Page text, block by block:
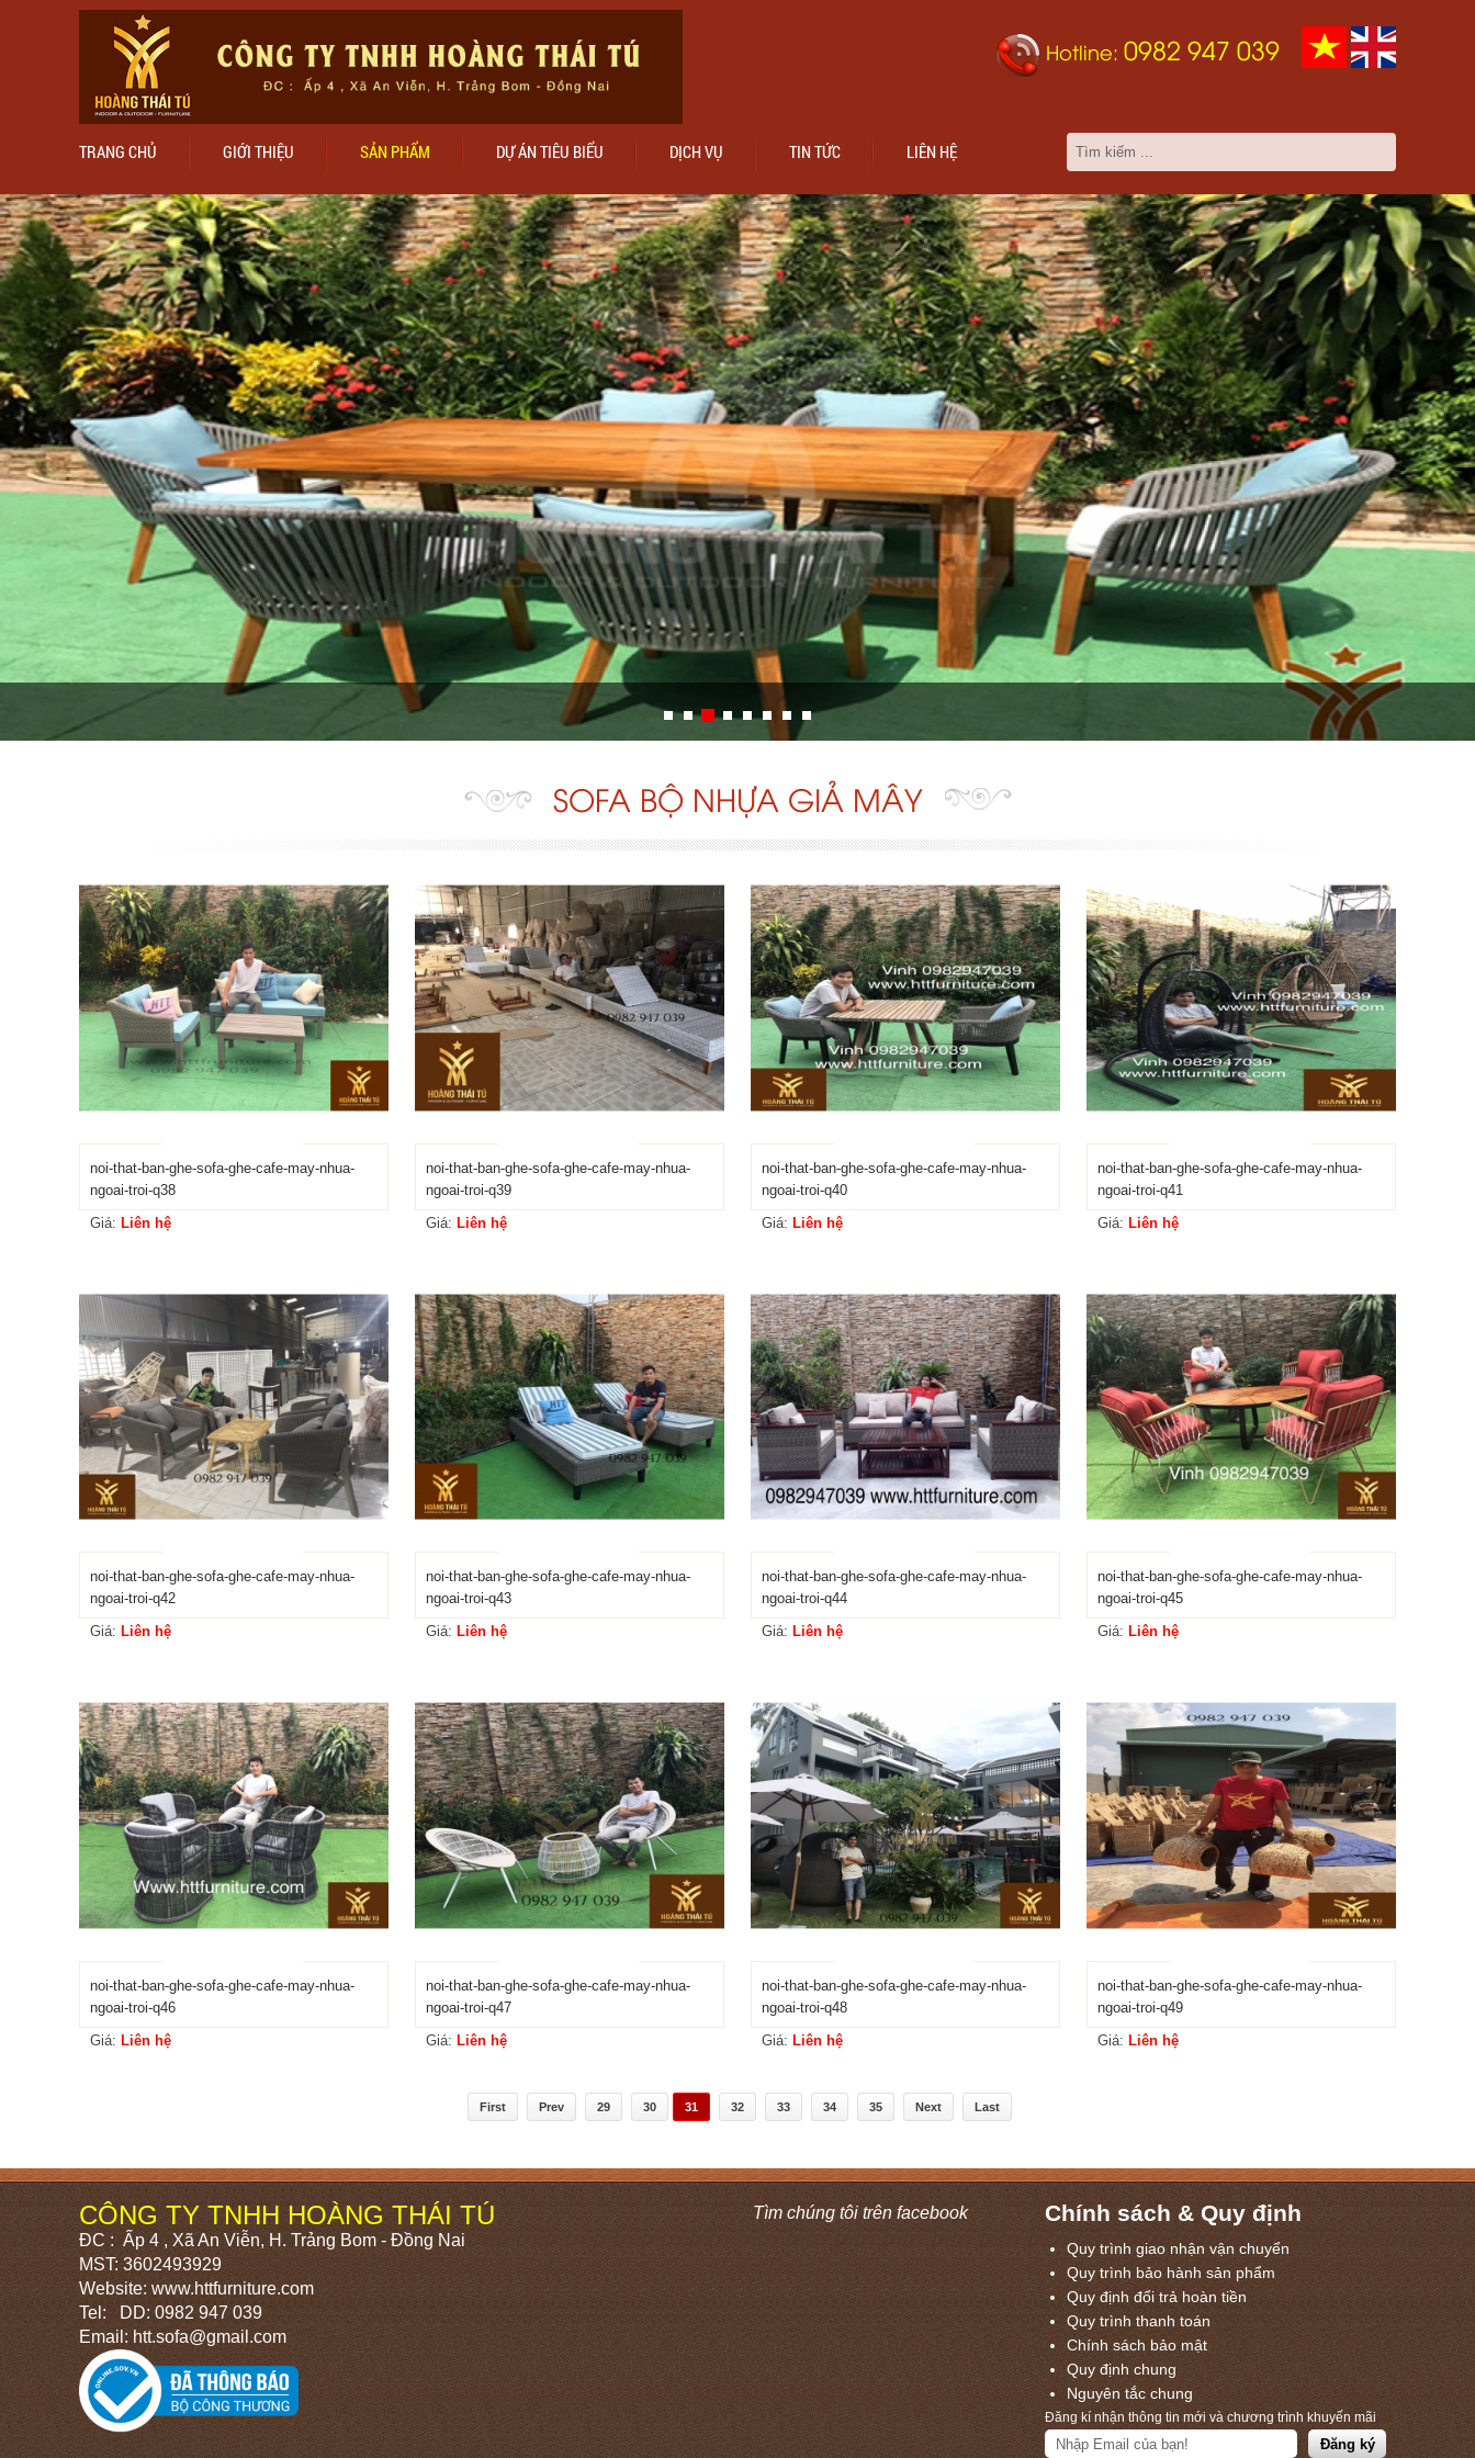
Hotline: 0982 947 039
TRANG CHỦ GIỚI THIỆU SẢN PHẨM DỰ ÁN TIÊU BIỂU DỊCH VỤ TIN TỨC LIÊN HỆ
SOFA BỘ NHỰA GIẢ MÂY
noi-that-ban-ghe-sofa-ghe-cafe-may-nhua-
ngoai-troi-q38
Giá: Liên hệ
noi-that-ban-ghe-sofa-ghe-cafe-may-nhua-
ngoai-troi-q39
Giá: Liên hệ
noi-that-ban-ghe-sofa-ghe-cafe-may-nhua-
ngoai-troi-q40
Giá: Liên hệ
noi-that-ban-ghe-sofa-ghe-cafe-may-nhua-
ngoai-troi-q41
Giá: Liên hệ
noi-that-ban-ghe-sofa-ghe-cafe-may-nhua-
ngoai-troi-q42
Giá: Liên hệ
noi-that-ban-ghe-sofa-ghe-cafe-may-nhua-
ngoai-troi-q43
Giá: Liên hệ
noi-that-ban-ghe-sofa-ghe-cafe-may-nhua-
ngoai-troi-q44
Giá: Liên hệ
noi-that-ban-ghe-sofa-ghe-cafe-may-nhua-
ngoai-troi-q45
Giá: Liên hệ
noi-that-ban-ghe-sofa-ghe-cafe-may-nhua-
ngoai-troi-q46
Giá: Liên hệ
noi-that-ban-ghe-sofa-ghe-cafe-may-nhua-
ngoai-troi-q47
Giá: Liên hệ
noi-that-ban-ghe-sofa-ghe-cafe-may-nhua-
ngoai-troi-q48
Giá: Liên hệ
noi-that-ban-ghe-sofa-ghe-cafe-may-nhua-
ngoai-troi-q49
Giá: Liên hệ
First Prev 29 30 31 32 33 34 35 Next Last
CÔNG TY TNHH HOÀNG THÁI TÚ
ĐC : Ấp 4 , Xã An Viễn, H. Trảng Bom - Đồng Nai
MST: 3602493929
Website: www.httfurniture.com
Tel: DD: 0982 947 039
Email: htt.sofa@gmail.com
Tìm chúng tôi trên facebook Chính sách & Quy định
Quy trình giao nhận vận chuyển
Quy trình bảo hành sản phẩm
Quy định đổi trả hoàn tiền
Quy trình thanh toán
Chính sách bảo mật
Quy định chung
Nguyên tắc chung
Đăng kí nhận thông tin mới và chương trình khuyến mãi